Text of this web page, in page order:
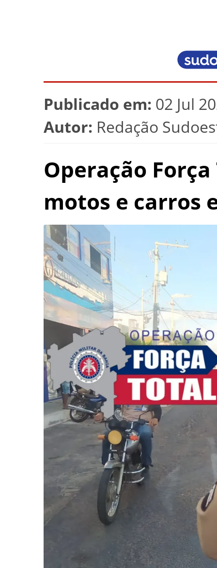
Publicado em: 02 Jul
Autor: Redação
Operação
motos e carros